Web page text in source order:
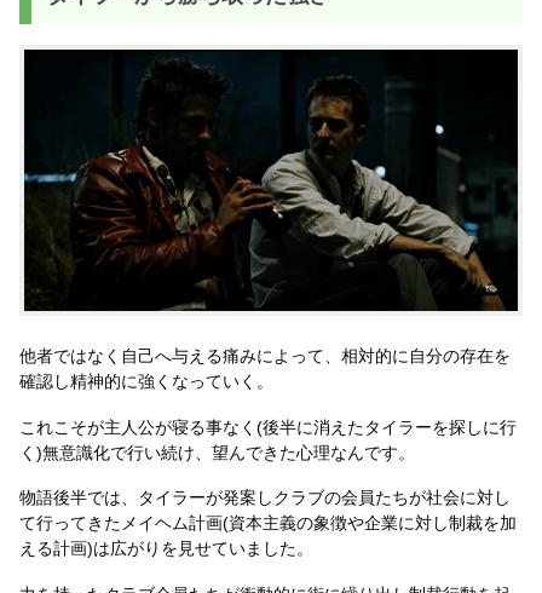
他者ではなく自己へ与える痛みによって、相対的に自分の存在を
確認し精神的に強くなっていく。
これこそが主人公が寝る事なく(後半に消えたタイラーを探しに行
く)無意識化で行い続け、望んできた心理なんです。
物語後半では、タイラーが発案しクラブの会員たちが社会に対し
て行ってきたメイヘム計画(資本主義の象徴や企業に対し制裁を加
える計画)は広がりを見せていました。